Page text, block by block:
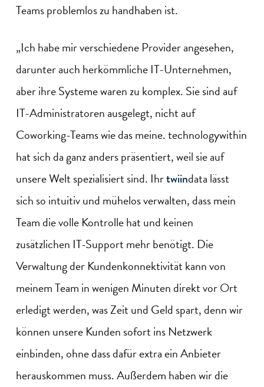
Teams problemlos zu handhaben ist.
„Ich habe mir verschiedene Provider angesehen,
darunter auch herkömmliche IT-Unternehmen,
aber ihre Systeme waren zu komplex. Sie sind auf
IT-Administratoren ausgelegt, nicht auf
Coworking-Teams wie das meine. technologywithin
hat sich da ganz anders präsentiert, weil sie auf
unsere Welt spezialisiert sind. Ihrtwiindata lässt
sich so intuitiv und mühelos verwalten, dass mein
Team die volle Kontrolle hat und keinen
zusätzlichen IT-Support mehr benötigt. Die
Verwaltung der Kundenkonnektivität kann von
meinem Team in wenigen Minuten direkt vor Ort
erledigt werden, was Zeit und Geld spart, denn wir
können unsere Kunden sofort ins Netzwerk
einbinden, ohne dass dafür extra ein Anbieter
herauskommen muss. Außerdem haben wir die